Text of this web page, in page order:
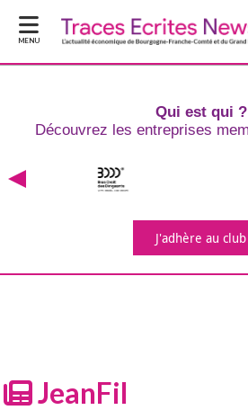
MENU
Qui est qui ?
Découvrez les entreprises
J'adhèreau club
JeanFil